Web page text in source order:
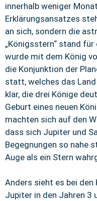
innerhalb weniger
Erklärungsansatzes
an sich, sondern die
„Königsstern“ stand
wurde mit dem König
die Konjunktion der
statt, welches das
klar, die drei Könige
Geburt eines neuen
machten sich auf den
dass sich Jupiter und
Begegnungen so nahe
Auge als ein Stern
Anders sieht es bei den
Jupiter in den Jahren 3